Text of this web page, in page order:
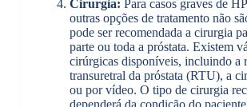
Cirurgia: Para casos graves de
outras opções de tratamento não
pode ser recomendada a cirurgia
parte ou toda a próstata. Existem
cirúrgicas disponíveis, incluindo a
transuretral da próstata (RTU), a
ou por vídeo. O tipo de cirurgia
dependerá da condição do